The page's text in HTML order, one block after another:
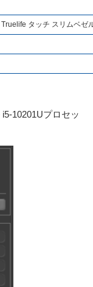
タッチ スリムベゼ
10201Uプロセッ